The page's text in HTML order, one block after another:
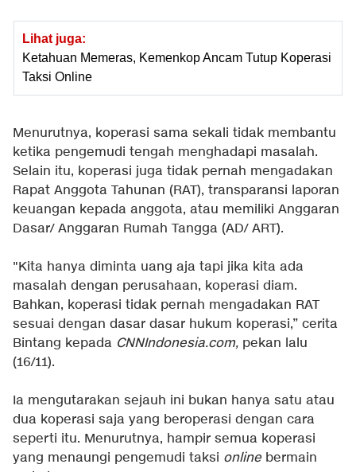
Lihat juga:
Ketahuan Memeras, Kemenkop Ancam Tutup Koperasi
Taksi Online
Menurutnya, koperasi sama sekali tidak membantu
ketika pengemudi tengah menghadapi masalah.
Selain itu, koperasi juga tidak pernah mengadakan
Rapat Anggota Tahunan (RAT), transparansi laporan
keuangan kepada anggota, atau memiliki Anggaran
Dasar/ Anggaran Rumah Tangga (AD/ ART).
"Kita hanya diminta uang aja tapi jika kita ada
masalah dengan perusahaan, koperasi diam.
Bahkan, koperasi tidak pernah mengadakan RAT
sesuai dengan dasar dasar hukum koperasi,” cerita
Bintang kepada CNNIndonesia.com, pekan lalu
(16/11).
Ia mengutarakan sejauh ini bukan hanya satu atau
dua koperasi saja yang beroperasi dengan cara
seperti itu. Menurutnya, hampir semua koperasi
yang menaungi pengemudi taksi online bermain